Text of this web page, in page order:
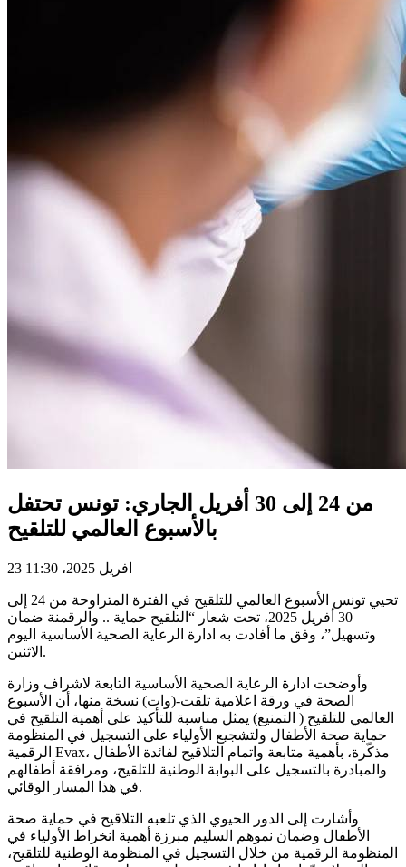
من 24 إلى 30 أفريل الجاري: تونس تحتفل
بالأسبوع العالمي للتلقيح
23 افريل 2025، 11:30
تحيي تونس الأسبوع العالمي للتلقيح في الفترة المتراوحة من 24 إلى
30 أفريل 2025، تحت شعار “التلقيح حماية .. والرقمنة ضمان
وتسهيل”، وفق ما أفادت به ادارة الرعاية الصحية الأساسية اليوم
الاثنين.
وأوضحت ادارة الرعاية الصحية الأساسية التابعة لاشراف وزارة
الصحة في ورقة اعلامية تلقت-(وات) نسخة منها، أن الأسبوع
العالمي للتلقيح ( التمنيع) يمثل مناسبة للتأكيد على أهمية التلقيح في
حماية صحة الأطفال ولتشجيع الأولياء على التسجيل في المنظومة
الرقمية Evax، مذكّرة، بأهمية متابعة واتمام التلاقيح لفائدة الأطفال
والمبادرة بالتسجيل على البوابة الوطنية للتلقيح، ومرافقة أطفالهم
في هذا المسار الوقائي.
وأشارت إلى الدور الحيوي الذي تلعبه التلاقيح في حماية صحة
الأطفال وضمان نموهم السليم مبرزة أهمية انخراط الأولياء في
المنظومة الرقمية من خلال التسجيل في المنظومة الوطنية للتلقيح،